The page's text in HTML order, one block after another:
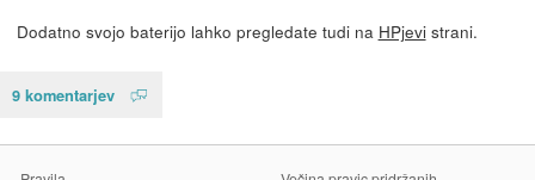
Dodatno svojo baterijo lahko pregledate tudi na HPjevistrani.
9 komentarjev